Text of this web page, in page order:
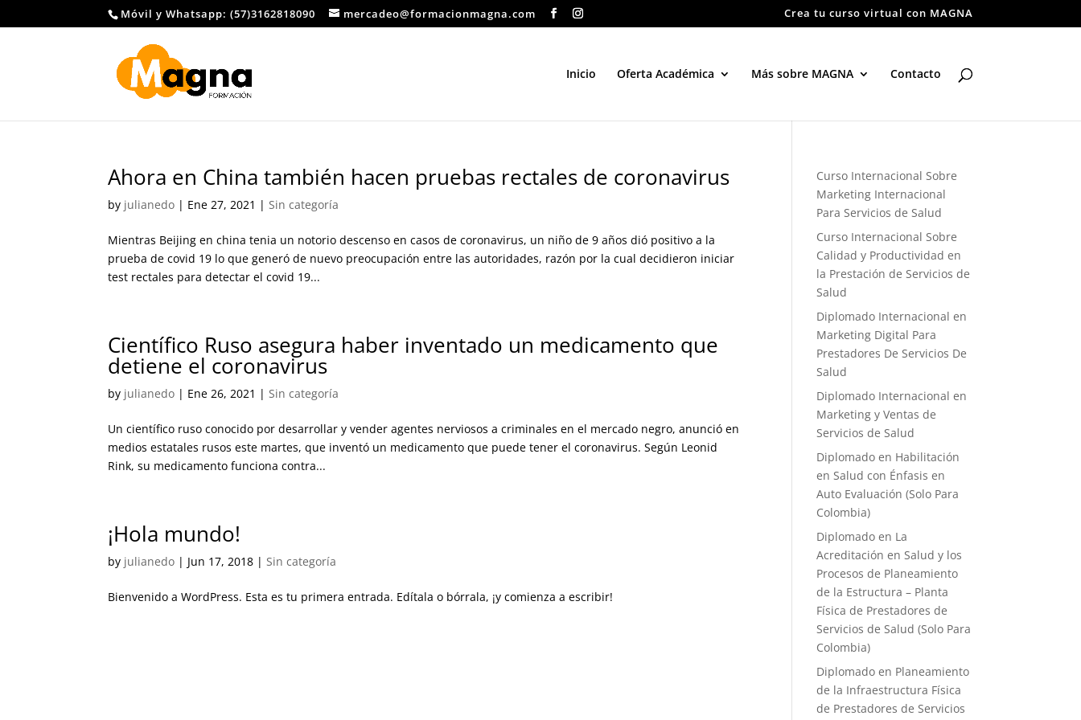
Móvil y Whatsapp: (57)3162818090 mercadeo@formacionmagna.com Crea tu curso virtual con MAGNA
Inicio Oferta Académica Más sobre MAGNA Contacto
Ahora en China también hacen pruebas rectales de coronavirus
by julianedo | Ene 27, 2021 |Sin categoría
Mientras Beijing en china tenia un notorio descenso en casos de coronavirus, un niño de 9 años dió positivo a la
prueba de covid 19 lo que generó de nuevo preocupación entre las autoridades, razón por la cual decidieron iniciar
test rectales para detectar el covid 19...
Científico Ruso asegura haber inventado un medicamento que
detiene el coronavirus
by julianedo | Ene 26, 2021 |Sin categoría
Un científico ruso conocido por desarrollar y vender agentes nerviosos a criminales en el mercado negro, anunció en
medios estatales rusos este martes, que inventó un medicamento que puede tener el coronavirus. Según Leonid
Rink, su medicamento funciona contra...
¡Hola mundo!
by julianedo | Jun 17, 2018 |Sin categoría
Bienvenido a WordPress. Esta es tu primera entrada. Edítala o bórrala, ¡y comienza a escribir!
Curso Internacional Sobre
Marketing Internacional
Para Servicios de Salud
Curso Internacional Sobre
Calidad y Productividad en
la Prestación de Servicios de
Salud
Diplomado Internacional en
Marketing Digital Para
Prestadores De Servicios De
Salud
Diplomado Internacional en
Marketing y Ventas de
Servicios de Salud
Diplomado en Habilitación
en Salud con Énfasis en
Auto Evaluación ​(Solo Para
Colombia)
Diplomado en La
Acreditación en Salud y los
Procesos de Planeamiento
de la Estructura – Planta
Física de Prestadores de
Servicios de Salud (Solo Para
Colombia)
Diplomado en Planeamiento
de la Infraestructura Física
de Prestadores de Servicios